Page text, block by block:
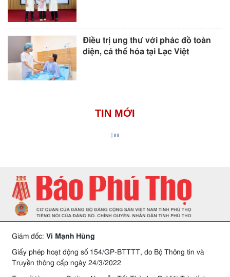
Điều trị ung thư với phác đồ toàn
diện, cá thể hóa tại Lạc Việt
TIN MỚI
Giám đốc: Vi Mạnh Hùng
Giấy phép hoạt động số 154/GP-BTTTT, do Bộ Thông tin và
Truyền thông cấp ngày 24/3/2022